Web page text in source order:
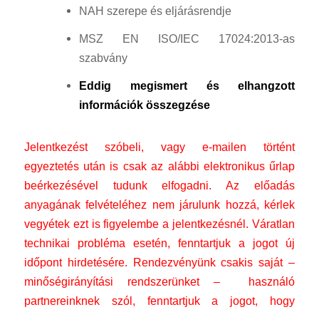
NAH szerepe és eljárásrendje
MSZ EN ISO/IEC 17024:2013-as
szabvány
Eddig megismert és elhangzott
információk összegzése
Jelentkezést szóbeli, vagy e-mailen történt
egyeztetés után is csak az alábbi elektronikus űrlap
beérkezésével tudunk elfogadni. Az előadás
anyagának felvételéhez nem járulunk hozzá, kérlek
vegyétek ezt is figyelembe a jelentkezésnél. Váratlan
technikai probléma esetén, fenntartjuk a jogot új
időpont hirdetésére. Rendezvényünk csakis saját –
minőségirányítási rendszerünket – használó
partnereinknek szól, fenntartjuk a jogot, hogy